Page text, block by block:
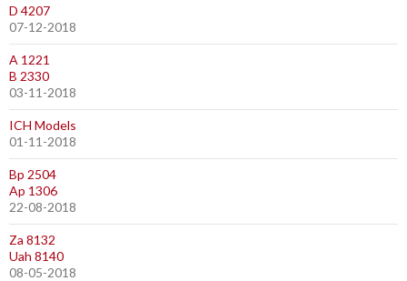
D 4207
07-12-2018
A 1221
B 2330
03-11-2018
ICH Models
01-11-2018
Bp 2504
Ap 1306
22-08-2018
Za 8132
Uah 8140
08-05-2018